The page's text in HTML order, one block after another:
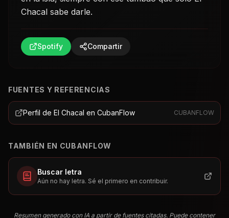
Chacal sabe darle.
Spotify Compartir
FUENTES Y REFERENCIAS
Perfil de El Chacal en CubanFlow CUBANFLOW
TAMBIÉN EN CUBANFLOW
Buscar letra
Aún no hay letra. Sé el primero en contribuir.
Resumen generado con IA a partir de fuentes citadas. Puede contener